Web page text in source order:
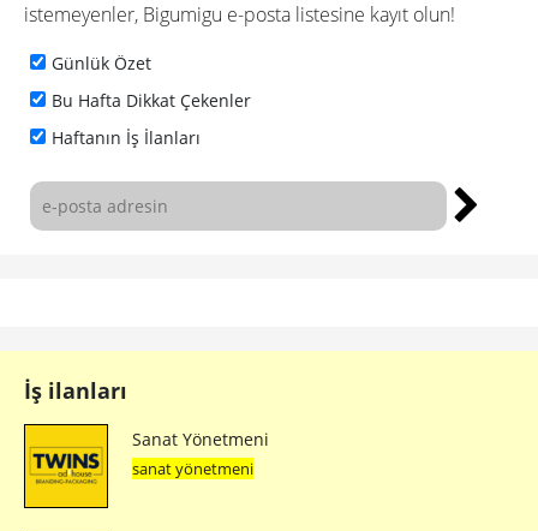
istemeyenler, Bigumigu e-posta listesine kayıt olun!
Günlük Özet
Bu Hafta Dikkat Çekenler
Haftanın İş İlanları
İş ilanları
Sanat Yönetmeni
sanat yönetmeni